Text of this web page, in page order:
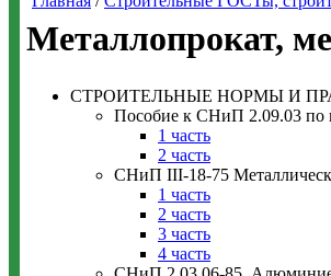
Металлопрокат,
СТРОИТЕЛЬНЫЕ НОРМЫ И
Пособие к СНиП 2.09.03 по
1 часть
2 часть
СНиП III-18-75
1 часть
2 часть
3 часть
4 часть